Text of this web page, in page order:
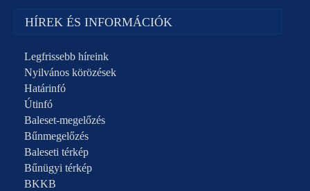
HÍREK ÉS INFORMÁCIÓK
Legfrissebb híreink
Nyilvános körözések
Határinfó
Útinfó
Baleset-megelőzés
Bűnmegelőzés
Baleseti térkép
Bűnügyi térkép
BKKB